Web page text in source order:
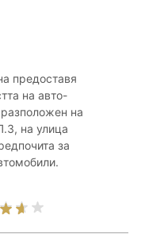
предоставя
на авто-
на
на улица
за